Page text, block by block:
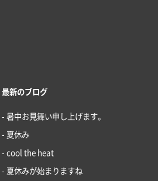
最新のブログ
- 暑中お見舞い申し上げます。
- 夏休み
- cool the heat
- 夏休みが始まりますね